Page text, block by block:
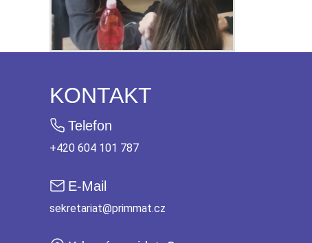
KONTAKT
Telefon
+420 604 101 787
E-Mail
sekretariat@primmat.cz